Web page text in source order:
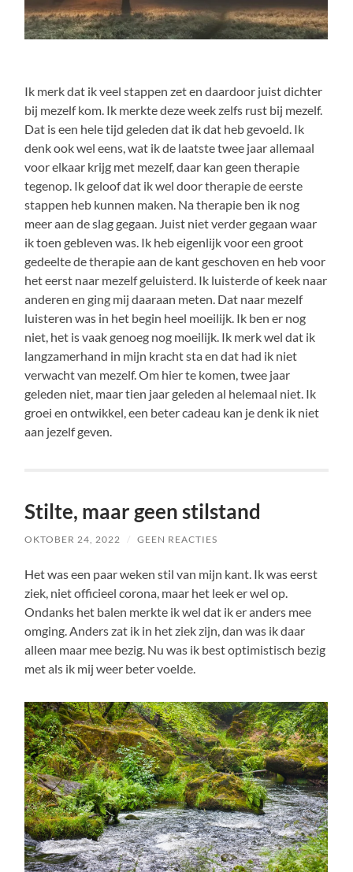
Ik merk dat ik veel stappen zet en daardoor juist dichter
bij mezelf kom. Ik merkte deze week zelfs rust bij mezelf.
Dat is een hele tijd geleden dat ik dat heb gevoeld. Ik
denk ook wel eens, wat ik de laatste twee jaar allemaal
voor elkaar krijg met mezelf, daar kan geen therapie
tegenop. Ik geloof dat ik wel door therapie de eerste
stappen heb kunnen maken. Na therapie ben ik nog
meer aan de slag gegaan. Juist niet verder gegaan waar
ik toen gebleven was. Ik heb eigenlijk voor een groot
gedeelte de therapie aan de kant geschoven en heb voor
het eerst naar mezelf geluisterd. Ik luisterde of keek naar
anderen en ging mij daaraan meten. Dat naar mezelf
luisteren was in het begin heel moeilijk. Ik ben er nog
niet, het is vaak genoeg nog moeilijk. Ik merk wel dat ik
langzamerhand in mijn kracht sta en dat had ik niet
verwacht van mezelf. Om hier te komen, twee jaar
geleden niet, maar tien jaar geleden al helemaal niet. Ik
groei en ontwikkel, een beter cadeau kan je denk ik niet
aan jezelf geven.
Stilte, maar geen stilstand
OKTOBER 24, 2022 / GEEN REACTIES
Het was een paar weken stil van mijn kant. Ik was eerst
ziek, niet officieel corona, maar het leek er wel op.
Ondanks het balen merkte ik wel dat ik er anders mee
omging. Anders zat ik in het ziek zijn, dan was ik daar
alleen maar mee bezig. Nu was ik best optimistisch bezig
met als ik mij weer beter voelde.